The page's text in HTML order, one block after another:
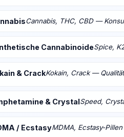
Cannabis, THC, CBD —
CannabinoideSpice,
& CrackKokain, Crack —
& CrystalSpeed,
/ EcstasyMDMA, Ecstasy-